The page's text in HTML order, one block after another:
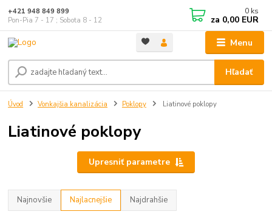
Menu
Hľadať
+421 948 849 899
Pon-Pia 7 - 17 ; Sobota 8 - 12
0 ks
za 0,00 EUR
Úvod Vonkajšia kanalizácia Poklopy Liatinové poklopy
Liatinové poklopy
Upresniť parametre
Najnovšie Najlacnejšie Najdrahšie